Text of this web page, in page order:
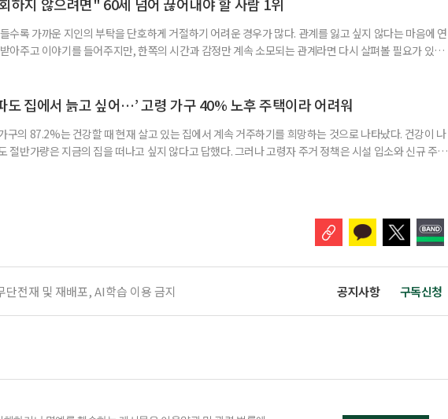
수록 가까운 지인의 부탁을 단호하게 거절하기 어려운 경우가 많다. 관계를 잃고 싶지 않다는 마음에 연
아주고 이야기를 들어주지만, 한쪽의 시간과 감정만 계속 소모되는 관계라면 다시 살펴볼 필요가 있다.
며, 거절하는 순간 태도를 바꾸는 행동도 건강한 관계와는 거리가 멀다. 믿고 털어놓은 개인사나 약점을
도 집에서 늙고 싶어…’ 고령 가구 40% 노후 주택이라 어려워
구의 87.2%는 건강할 때 현재 살고 있는 집에서 계속 거주하기를 희망하는 것으로 나타났다. 건강이 나
절반가량은 지금의 집을 떠나고 싶지 않다고 답했다. 그러나 고령자 주거 정책은 시설 입소와 신규 주택
전재 및 재배포, AI학습 이용 금지 공지사항 구독신청